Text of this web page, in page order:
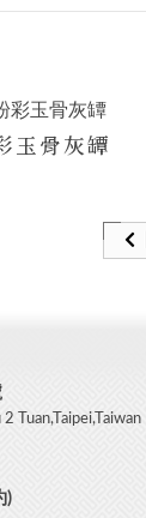
玉骨灰罈
Tuan,Taipei,Taiwan
)